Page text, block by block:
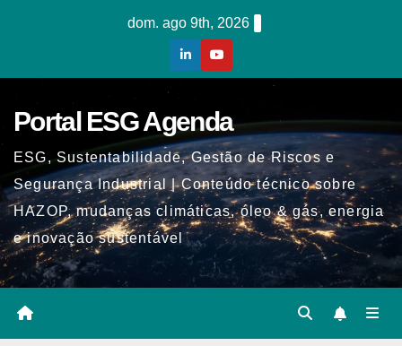
dom. ago 9th, 2026
Portal ESG Agenda
ESG, Sustentabilidade, Gestão de Riscos e
Segurança Industrial | Conteúdo técnico sobre
HAZOP, mudanças climáticas, óleo & gás, energia
e inovação sustentável